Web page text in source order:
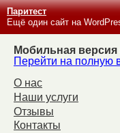
Паритест
Ещё один сайт на
Мобильная версия
Перейти на полную
О нас
Наши услуги
Отзывы
Контакты